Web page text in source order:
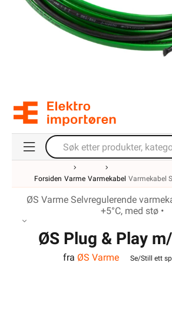
Forsiden Varme Varmekabel Varmekabel
ØS Varme Selvregulerende
+5°C, med stø •
ØS Plug & Play
10m
fra ØS Varme Se/Still ett